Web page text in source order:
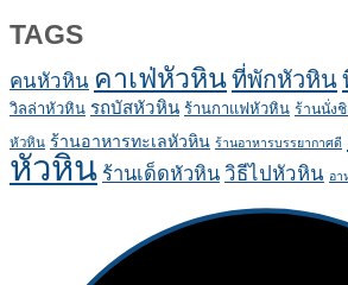
TAGS
คนหัวหิน คาเฟ่หัวหินที่พักหัวหิน
วิลล่าหัวหิน รถบัสหัวหิน ร้านกาแฟหัวหิน ร้านนั่ง
หัวหิน ร้านอาหารทะเลหัวหิน ร้านอาหารบรรยากาศดี
หัวหิน ร้านเด็ดหัวหิน วิธีไปหัวหิน อา